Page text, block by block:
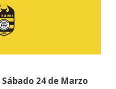
Sábado 24 de Marzo